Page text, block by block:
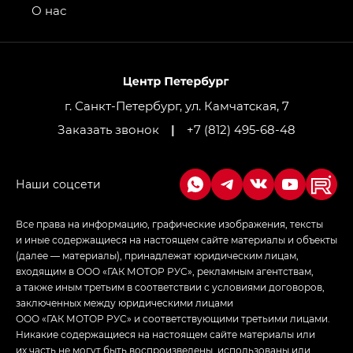
привод — GB AWD, Джи Эль Полный привод —
Джи Икс ПРЕМИУМ — GX PREMIUM, ЛАУНЖ —
LOUNGE
Empow — Эмпау (Empow) в комплектации
в спортивном стиле — GL(S-Style)
г. Санкт-Петербург, ул. Камчатская, 7
Заказать звонок
| +7 (812) 495-68-48
О нас
Все права на информацию, графические изображения, тексты
и иные содержащиеся на настоящем сайте материалы и объекты
(далее — материалы), принадлежат юридическим лицам,
входящим в ООО «ГАК МОТОР РУС», рекламным агентствам,
а также иным третьим в соответствии с условиями договоров,
заключенных между юридическими лицами
ООО «ГАК МОТОР РУС» и соответствующими третьими лицами.
Никакие содержащиеся на настоящем сайте материалы или
их часть не могут быть воспроизведены, использованы или